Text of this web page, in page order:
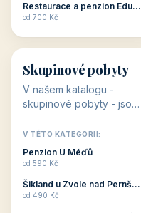
Restaurace a penzion Eduard
od 700 Kč
👥
👥
32 objektů
Skupinové pobyty
V našem katalogu -
skupinové pobyty - jsou
pro Vás připraveny
objekty, které nabízí
ubytování skupin v
penzionech, hotelích a
Budete překva...
V TÉTO KATEGORII:
Penzion U Méďů
od 590 Kč
Šikland u Zvole nad Pernštejnem
od 490 Kč